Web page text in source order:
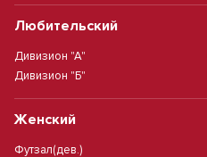
Любительский
Дивизион "А"
Дивизион "Б"
Женский
Футзал(дев.)